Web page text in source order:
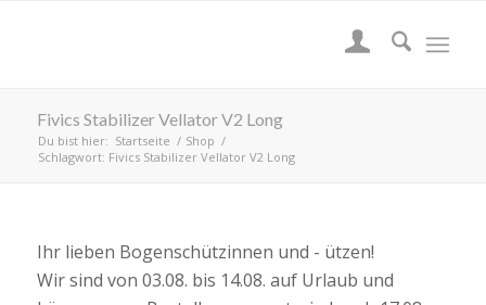
Fivics Stabilizer Vellator V2 Long
Du bist hier: Startseite / Shop /
Schlagwort: Fivics Stabilizer Vellator V2 Long
Ihr lieben Bogenschützinnen und - ützen!
Wir sind von 03.08. bis 14.08. auf Urlaub und